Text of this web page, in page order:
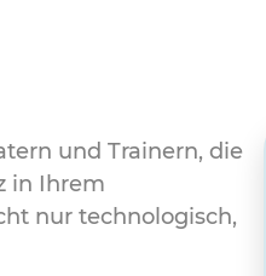
und Trainern, die
in Ihrem
nur technologisch,